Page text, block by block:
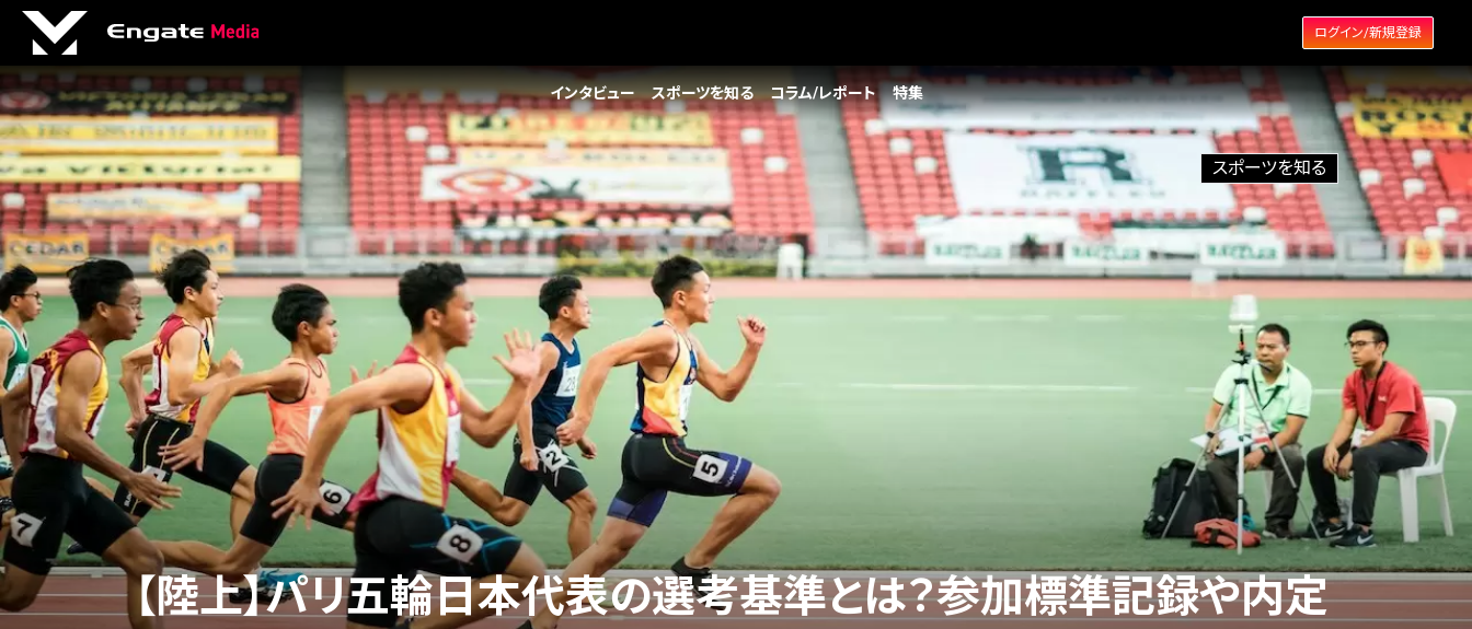
ログイン/新規登録
インタビュー スポーツを知る コラム/レポート 特集
スポーツを知る
【陸上】パリ五輪日本代表の選考基準とは？参加標準記録や内定